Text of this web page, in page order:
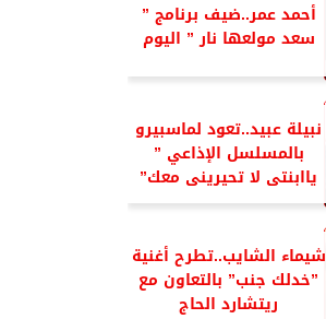
أحمد عمر..ضيف برنامج ”
سعد مولعها نار ” اليوم
نبيلة عبيد..تعود لماسبيرو
بالمسلسل الإذاعي ”
ياابنتى لا تحيرينى معك”
شيماء الشايب..تطرح أغنية
”خدلك جنب” بالتعاون مع
ريتشارد الحاج